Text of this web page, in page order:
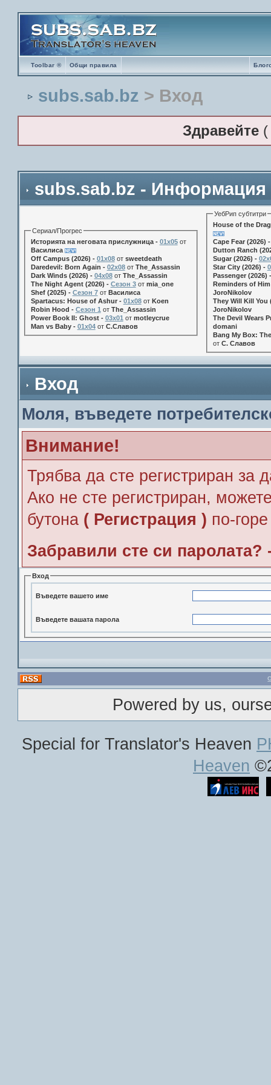
Toolbar ® Общи правила
subs.sab.bz > Вход
Здравейте
subs.sab.bz - Информация
Сериал/Прогрес
Историята на неговата прислужница - 01х05от
Василиса
Off Campus (2026) - 01x08от sweetdeath
Daredevil: Born Again - 02x08от The_Assassin
Dark Winds (2026) - 04x08от The_Assassin
The Night Agent (2026) - Сезон 3от mia_one
Shef (2025) - Сезон 7от Василиса
Spartacus: House of Ashur - 01x08от Koen
Robin Hood - Сезон 1 от The_Assassin
Power Book II: Ghost - 03x01 от motleycrue
Man vs Baby - 01x04от С.Славов
УебРип субтитри
House of the
Cape Fear (2026)
Dutton Ranch
Sugar (2026) -
Star City (2026) -
Passenger (2026)
Reminders of
JoroNikolov
They Will Kill You
JoroNikolov
The Devil Wears
domani
Bang My Box:
от С. Славов
Вход
Моля, въведете
Внимание!
Трябва да сте регистриран за
Ако не сте регистриран,
бутона ( Регистрация ) по-
Забравили сте си паролата?
Вход
Въведете вашето име
Въведете вашата парола
Powered by us,
Special for Translator's Heaven
Heaven